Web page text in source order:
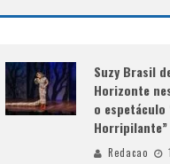
Suzy Brasil
Horizonte
o espetáculo
Horripilante”
Redacao